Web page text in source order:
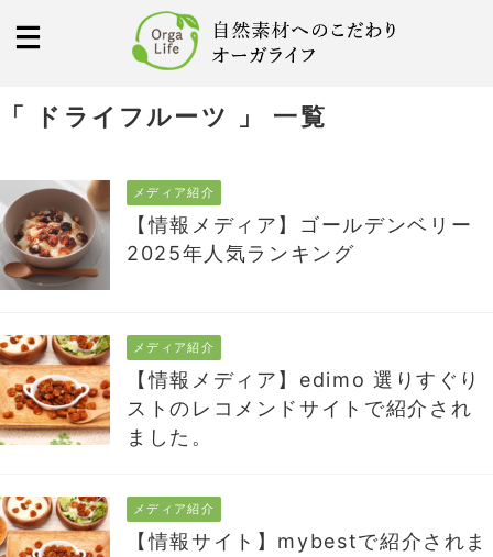
「 ドライフルーツ 」 一覧
メディア紹介
【情報メディア】ゴールデンベリー
2025年人気ランキング
メディア紹介
【情報メディア】edimo 選りすぐり
ストのレコメンドサイトで紹介され
ました。
メディア紹介
【情報サイト】mybestで紹介されま